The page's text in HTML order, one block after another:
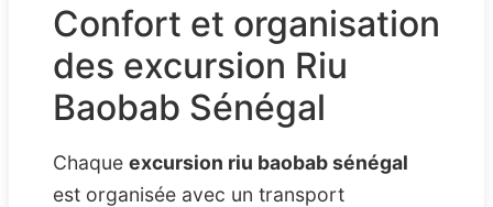
Confort et organisation
des excursion Riu
Baobab Sénégal
Chaque excursion riu baobab sénégal
est organisée avec un transport